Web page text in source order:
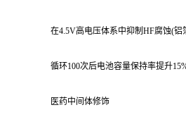
在4.5V高电压体系中抑制HF腐蚀(铝
循环100次后电池容量保持率提升15%
医药中间体修饰